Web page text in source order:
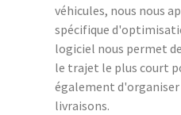
véhicules, nous nous
spécifique
logiciel nous permet
le trajet le plus court
également d'organiser
livraisons.